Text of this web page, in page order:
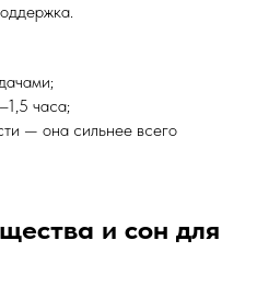
часа;
— она сильнее всего
и сон для